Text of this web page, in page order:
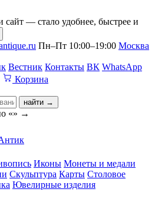
— стало удобнее, быстрее и
Пн–Пт 10:00–19:00 Москва
Вестник Контакты ВК WhatsApp
Корзина
найти →
«» →
Иконы Монеты и медали
Скульптура Карты Столовое
Ювелирные изделия